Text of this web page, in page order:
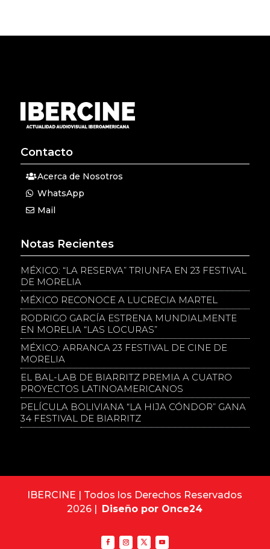
Contacto
Acerca de Nosotros
WhatsApp
Mail
Notas Recientes
MÉXICO: “LA RESERVA” TRIUNFA EN 23 FESTIVAL
DE MORELIA
MÉXICO RECONOCE A LUCRECIA MARTEL
RODRIGO GARCÍA ESTRENA MUNDIALMENTE
EN MORELIA “LAS LOCURAS”
MÉXICO: ARRANCA 23 FESTIVAL DE CINE DE
MORELIA
EL BAL-LAB DE BIARRITZ PREMIA A CUATRO
PROYECTOS LATINOAMERICANOS
PELÍCULA BOLIVIANA “LA HIJA CÓNDOR” GANA
34 FESTIVAL DE BIARRITZ
IBERCINE | Todos los Derechos Reservados
2026 | Diseño por Once24